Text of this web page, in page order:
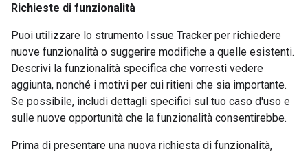
Richieste di funzionalità
Puoi utilizzare lo strumento Issue Tracker per richiedere
nuove funzionalità o suggerire modifiche a quelle esistenti.
Descrivi la funzionalità specifica che vorresti vedere
aggiunta, nonché i motivi per cui ritieni che sia importante.
Se possibile, includi dettagli specifici sul tuo caso d'uso e
sulle nuove opportunità che la funzionalità consentirebbe.
Prima di presentare una nuova richiesta di funzionalità,